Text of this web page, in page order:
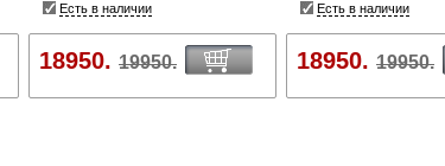
Есть в наличии
18950. 19950.
Есть в наличии
18950. 19950.